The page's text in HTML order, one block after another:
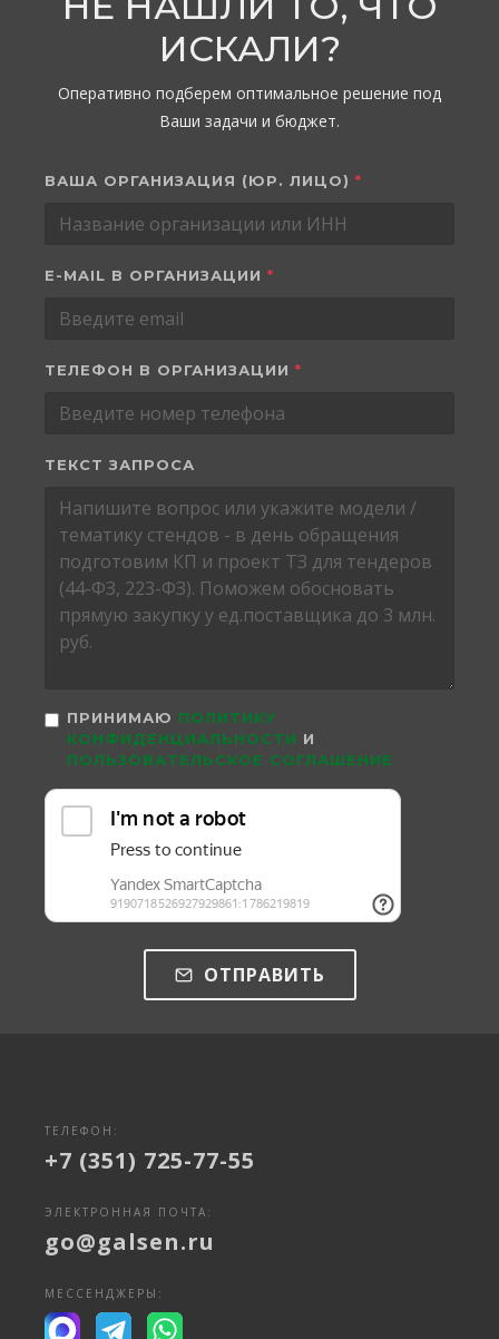
ИСКАЛИ?
Оперативно подберем оптимальное решение под
Ваши задачи и бюджет.
ВАША ОРГАНИЗАЦИЯ (ЮР. ЛИЦО) *
E-MAIL В ОРГАНИЗАЦИИ *
ТЕЛЕФОН В ОРГАНИЗАЦИИ *
ТЕКСТ ЗАПРОСА
ПРИНИМАЮ ПОЛИТИКУ
КОНФИДЕНЦИАЛЬНОСТИ И
ПОЛЬЗОВАТЕЛЬСКОЕ СОГЛАШЕНИЕ
ОТПРАВИТЬ
ТЕЛЕФОН:
+7 (351) 725-77-55
ЭЛЕКТРОННАЯ ПОЧТА:
go@galsen.ru
МЕССЕНДЖЕРЫ: